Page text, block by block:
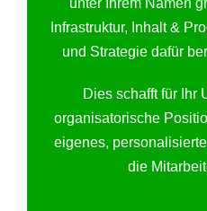
Infrastruktur, Inhalt &
und Strategie dafür
Dies schafft für Ihr
organisatorische
eigenes,
die